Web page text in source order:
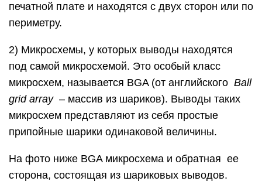
печатной плате и находятся с двух сторон или по
периметру.
2) Микросхемы, у которых выводы находятся
под самой микросхемой. Это особый класс
микросхем, называется BGA (от английского Ball
grid array– массив из шариков). Выводы таких
микросхем представляют из себя простые
припойные шарики одинаковой величины.
На фото ниже BGA микросхема и обратная ее
сторона, состоящая из шариковых выводов.